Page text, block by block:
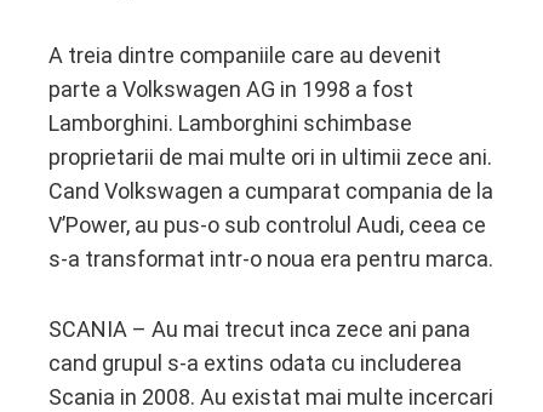
A treia dintre companiile care au devenit
parte a Volkswagen AG in 1998 a fost
Lamborghini. Lamborghini schimbase
proprietarii de mai multe ori in ultimii zece ani.
Cand Volkswagen a cumparat compania de la
V’Power, au pus-o sub controlul Audi, ceea ce
s-a transformat intr-o noua era pentru marca.
SCANIA – Au mai trecut inca zece ani pana
cand grupul s-a extins odata cu includerea
Scania in 2008. Au existat mai multe incercari